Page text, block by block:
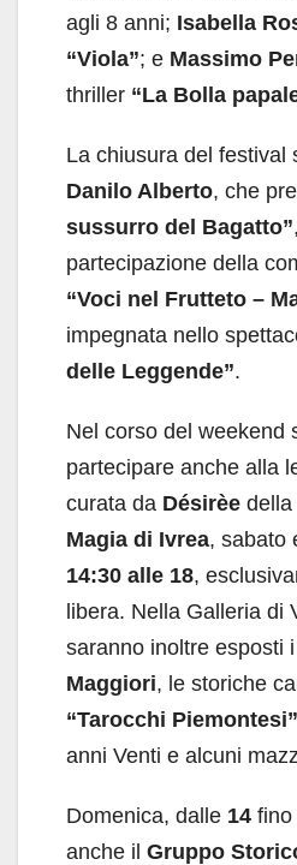
agli 8 anni; Isabella
“Viola”; e Massimo
thriller “La Bolla
La chiusura del festival
Danilo Alberto, che
sussurro del Bagatto”
partecipazione della
“Voci nel Frutteto –
impegnata nello
delle Leggende”.
Nel corso del weekend
partecipare anche alla
curata da Désirèe della
Magia di Ivrea, sabato
14:30 alle 18,
libera. Nella Galleria di
saranno inoltre esposti i
Maggiori, le storiche
“Tarocchi Piemontesi”
anni Venti e alcuni
Domenica, dalle 14 fino
anche il Gruppo